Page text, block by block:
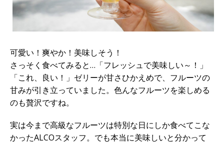
可愛い！爽やか！美味しそう！
さっそく食べてみると…「フレッシュで美味しい～！」
「これ、良い！」ゼリーが甘さひかえめで、フルーツの
甘みが引き立っていました。色んなフルーツを楽しめる
のも贅沢ですね。
実は今まで高級なフルーツは特別な日にしか食べてこな
かったALCOスタッフ。でも本当に美味しいと分かって